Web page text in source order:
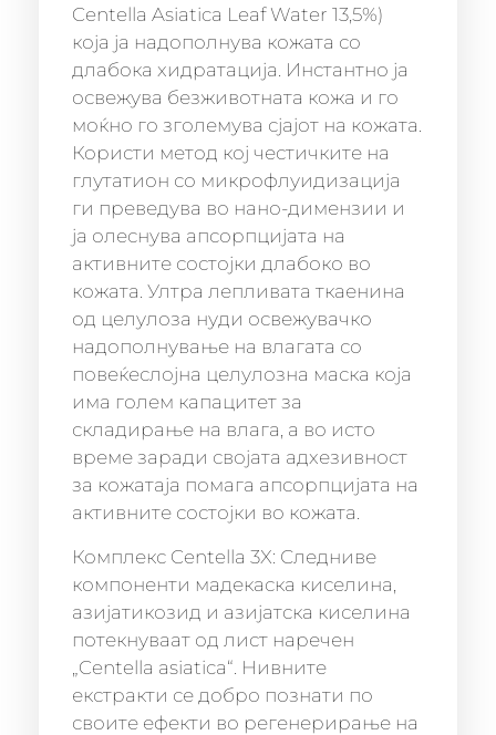
Centella Asiatica Leaf Water 13,5%)
која ја надополнува кожата со
длабока хидратација. Инстантно ja
освежува безживотната кожа и го
моќно го зголемува сјајот на кожата.
Користи метод кој честичките на
глутатион со микрофлуидизација
ги преведува во нано-димензии и
ја олеснува апсорпцијата на
активните состојки длабоко во
кожата. Ултра лепливата ткаенина
од целулоза нуди освежувачко
надополнување на влагата со
повеќеслојна целулозна маска која
има голем капацитет за
складирање на влага, а во исто
време заради својата адхезивност
за кожатаја помага апсорпцијата на
активните состојки во кожата.
Комплекс Centella 3X: Следниве
компоненти мадекаска киселина,
азијатикозид и азијатска киселина
потекнуваат од лист наречен
„Centella asiatica“. Нивните
екстракти се добро познати по
своите ефекти во регенерирање на